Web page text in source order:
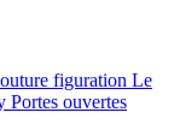
figuration Le
Portes ouvertes